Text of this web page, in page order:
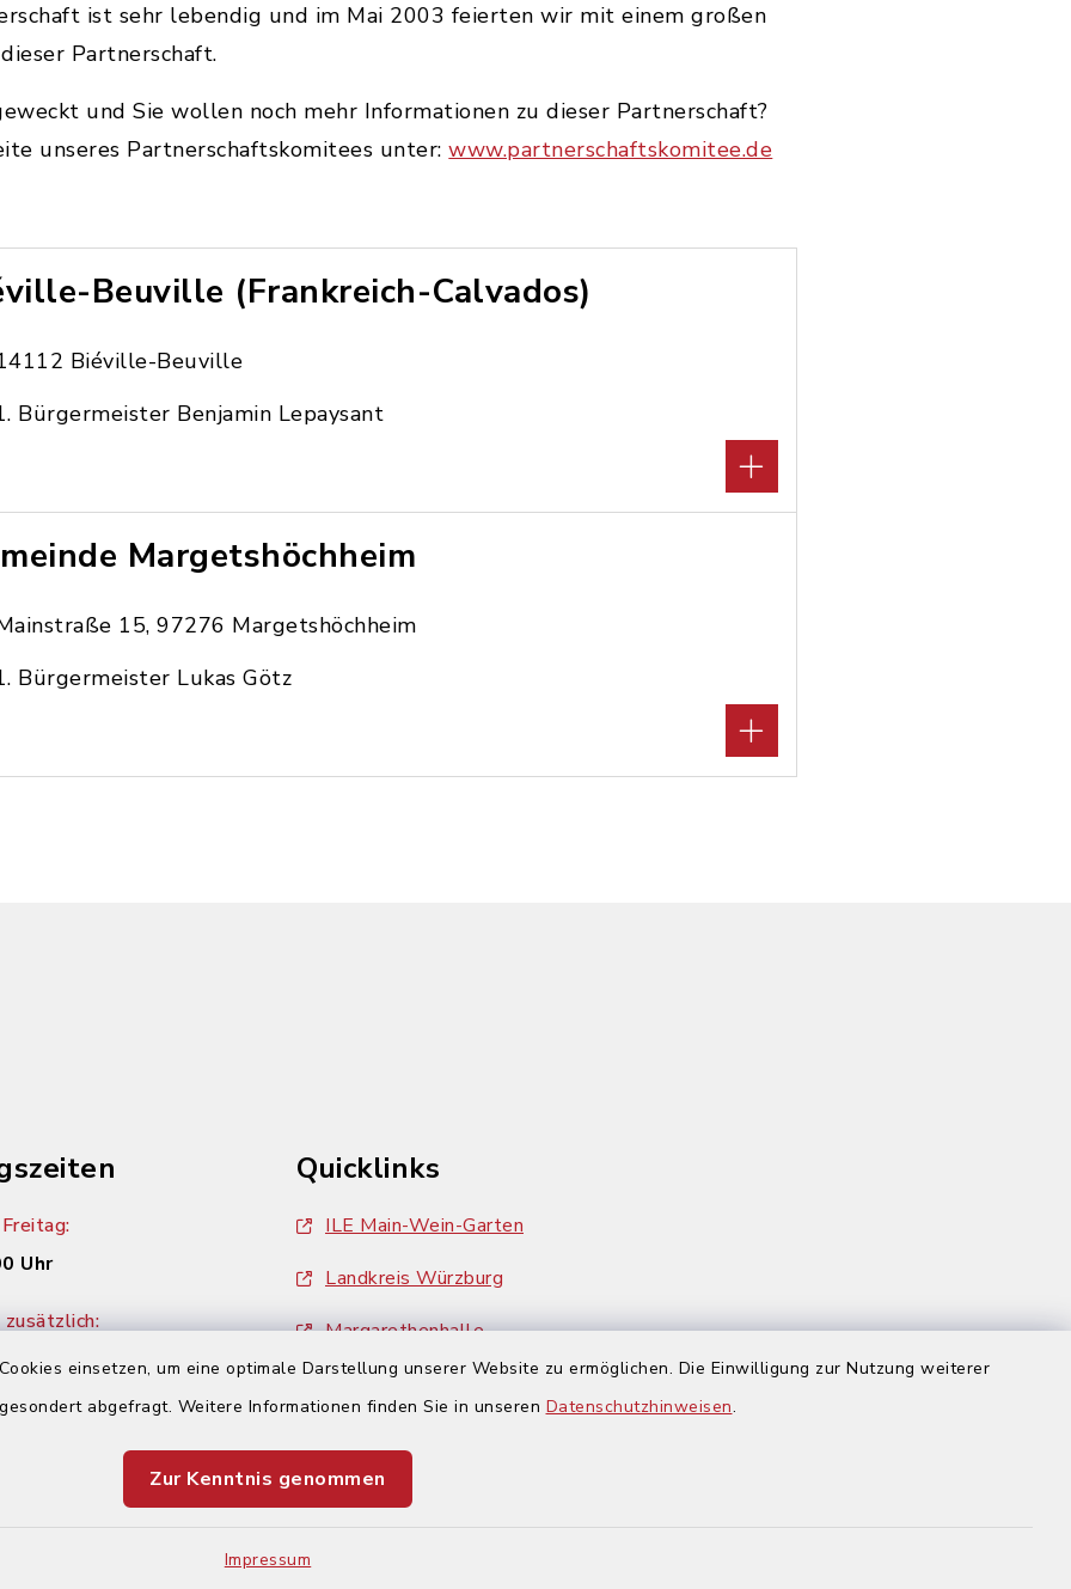
einsetzen, um eine optimale Darstellung unserer Website zu ermöglichen. Die Einwilligung zur Nutzung weiterer
abgefragt. Weitere Informationen finden Sie in unseren Datenschutzhinweisen.
Zur Kenntnis genommen
Impressum
ist sehr lebendig und im Mai 2003 feierten wir mit einem großen
Partnerschaft.
und Sie wollen noch mehr Informationen zu dieser Partnerschaft?
unseres Partnerschaftskomitees unter:www.partnerschaftskomitee.de
Beuville (Frankreich-Calvados)
Biéville-Beuville
Bürgermeister Benjamin Lepaysant
Margetshöchheim
15, 97276 Margetshöchheim
Bürgermeister Lukas Götz
Uhr
Uhr
Quicklinks
ILE Main-Wein-Garten
Landkreis Würzburg
Margarethenhalle
ZweiUferLand Tourismus